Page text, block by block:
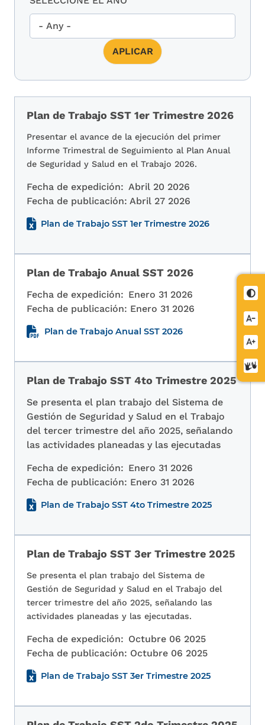
de
Plan de Trabajo SST 1er Trimestre 2026
Presentar el avance de la ejecución del primer
Informe Trimestral de Seguimiento al Plan Anual
de Seguridad y Salud en el Trabajo 2026.
Fecha de expedición: Abril 20 2026
Fecha de publicación: Abril 27 2026
Plan de Trabajo SST 1er Trimestre 2026
Plan de Trabajo Anual SST 2026
Fecha de expedición: Enero 31 2026
Fecha de publicación: Enero 31 2026
Plan de Trabajo Anual SST 2026
Plan de Trabajo SST 4to Trimestre 2025
Se presenta el plan trabajo del Sistema de
Gestión de Seguridad y Salud en el Trabajo
del tercer trimestre del año 2025, señalando
las actividades planeadas y las ejecutadas
Fecha de expedición: Enero 31 2026
Fecha de publicación: Enero 31 2026
Plan de Trabajo SST 4to Trimestre 2025
Plan de Trabajo SST 3er Trimestre 2025
Se presenta el plan trabajo del Sistema de
Gestión de Seguridad y Salud en el Trabajo del
tercer trimestre del año 2025, señalando las
actividades planeadas y las ejecutadas.
Fecha de expedición: Octubre 06 2025
Fecha de publicación: Octubre 06 2025
Plan de Trabajo SST 3er Trimestre 2025